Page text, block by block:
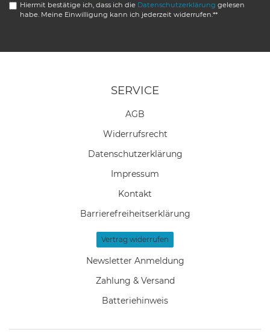
Hiermit bestätige ich, dass ich die Daten­schutz­erklärung gelesen
habe. Meine Einwilligung kann ich jederzeit widerrufen.**
SERVICE
AGB
Widerrufs­recht
Daten­schutz­erklärung
Impressum
Kontakt
Barrierefreiheitserklärung
Vertrag widerrufen
Newsletter Anmeldung
Zahlung & Versand
Batteriehinweis